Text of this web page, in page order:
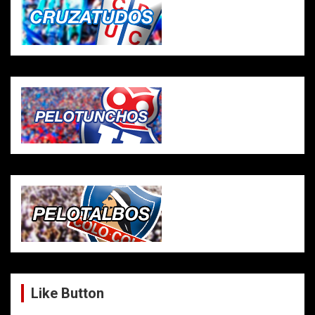
Like Button